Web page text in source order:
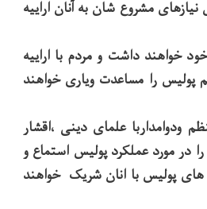
مشروع شان به آنان اراییه
خواهند داشت و مردم با اراییه
پولیس را مساعدت ویاری خواهند
ودوامداربا علمای دینی ،اقشار
در مورد عملکرد پولیس استماع و
پولیس با انان شریک خواهند